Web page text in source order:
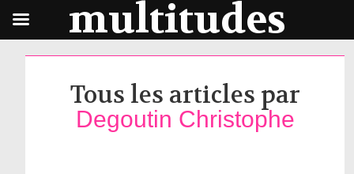
Tous les articles par
Degoutin Christophe
multitudes